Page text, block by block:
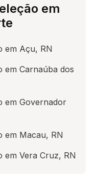
em
em Açu, RN
em Carnaúba dos
em Governador
em Macau, RN
em Vera Cruz, RN